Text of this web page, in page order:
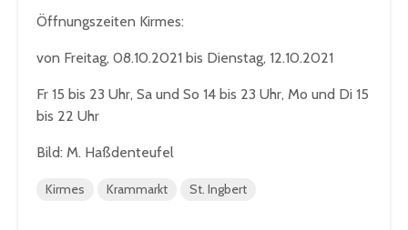
Öffnungszeiten Kirmes:
von Freitag, 08.10.2021 bis Dienstag, 12.10.2021
Fr 15 bis 23 Uhr, Sa und So 14 bis 23 Uhr, Mo und Di 15
bis 22 Uhr
Bild: M. Haßdenteufel
Kirmes Krammarkt St. Ingbert